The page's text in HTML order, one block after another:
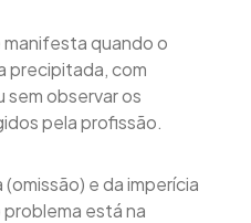
manifesta quando o
precipitada, com
observar os
pela profissão.
e da imperícia
está na